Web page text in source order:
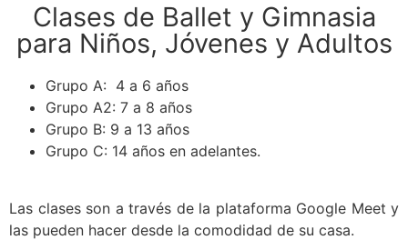
Clases de Ballet y Gimnasia
para Niños, Jóvenes y Adultos
Grupo A: 4 a 6 años
Grupo A2: 7 a 8 años
Grupo B: 9 a 13 años
Grupo C: 14 años en adelantes.
Las clases son a través de la plataforma Google Meet y
las pueden hacer desde la comodidad de su casa.